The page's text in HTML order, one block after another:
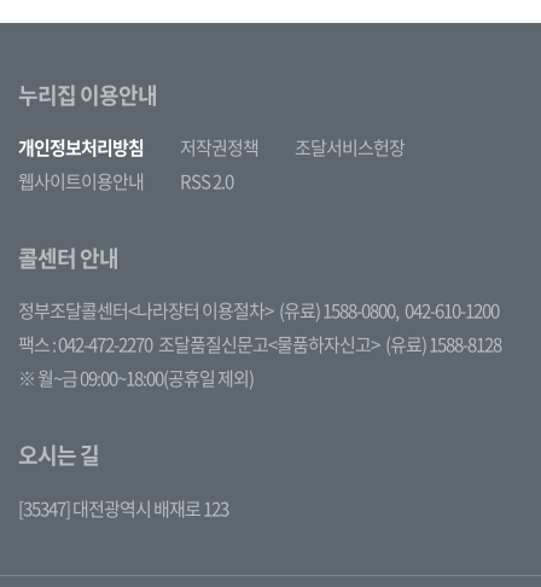
누리집 이용안내
개인정보처리방침 저작권정책
조달서비스헌장
웹사이트이용안내
RSS 2.0
콜센터 안내
정부조달콜센터<나라장터 이용절차> (유료) 1588-0800, 042-610-1200
팩스 : 042-472-2270 조달품질신문고<물품하자신고> (유료) 1588-8128
※ 월~금 09:00~18:00(공휴일 제외)
오시는 길
[35347] 대전광역시 배재로 123